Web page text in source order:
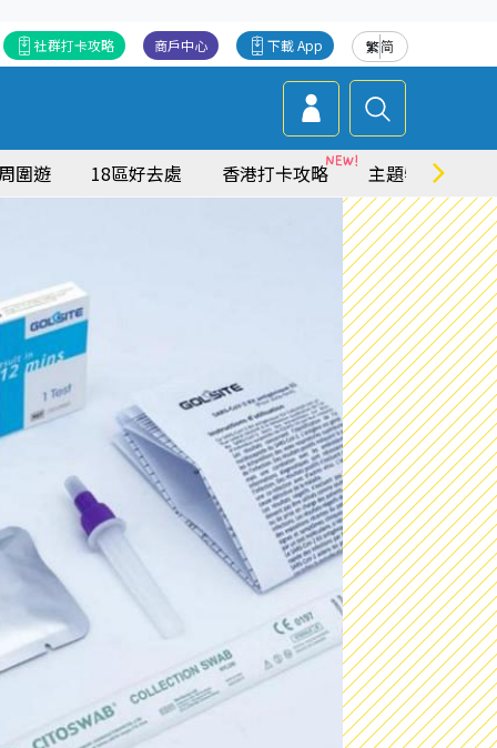
繁简
下載 App
商戶中心
社群打卡攻略
圍遊 18區好去處 香港打卡攻略 主題特集